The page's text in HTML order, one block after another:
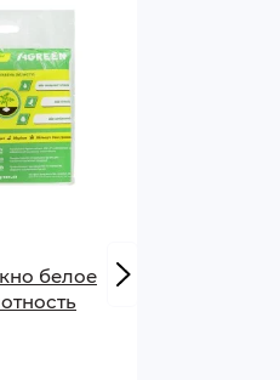
белое